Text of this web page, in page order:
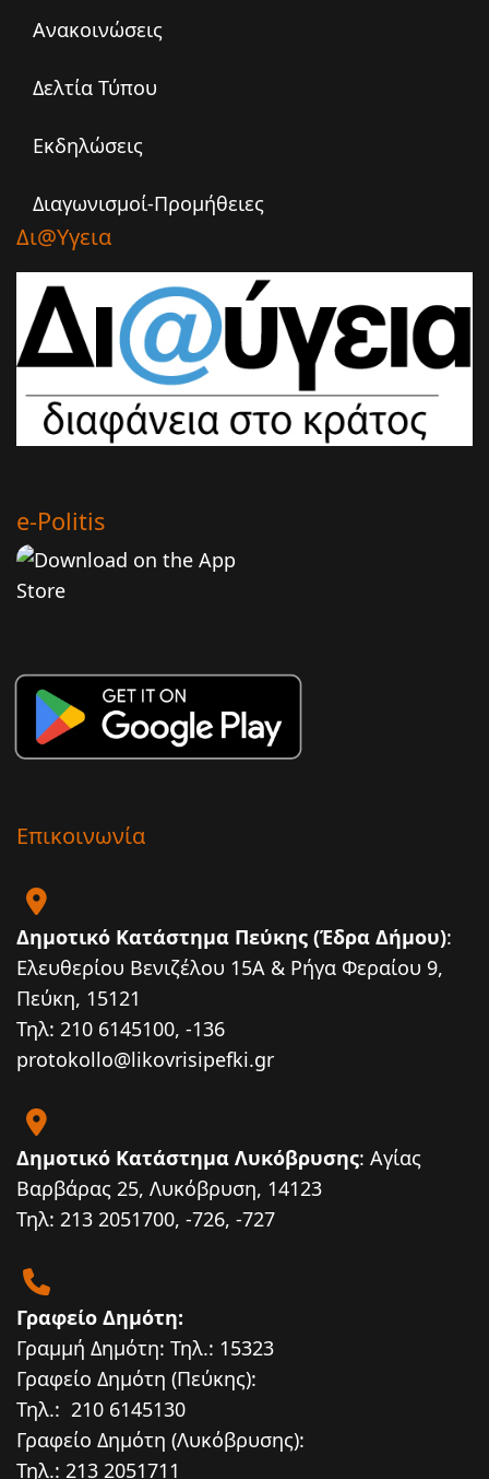
Ανακοινώσεις
Δελτία Τύπου
Εκδηλώσεις
Διαγωνισμοί-Προμήθειες
Δι@υγεια
e-Politis
Επικοινωνία
Δημοτικό Κατάστημα Πεύκης (Έδρα Δήμου):
Ελευθερίου Βενιζέλου 15Α & Ρήγα Φεραίου 9,
Πεύκη, 15121
Τηλ: 210 6145100, -136
protokollo@likovrisipefki.gr
Δημοτικό Κατάστημα Λυκόβρυσης: Αγίας
Βαρβάρας 25, Λυκόβρυση, 14123
Τηλ: 213 2051700, -726, -727
Γραφείο Δημότη:
Γραμμή Δημότη: Τηλ.: 15323
Γραφείο Δημότη (Πεύκης):
Τηλ.: 210 6145130
Γραφείο Δημότη (Λυκόβρυσης):
Τηλ.: 213 2051711